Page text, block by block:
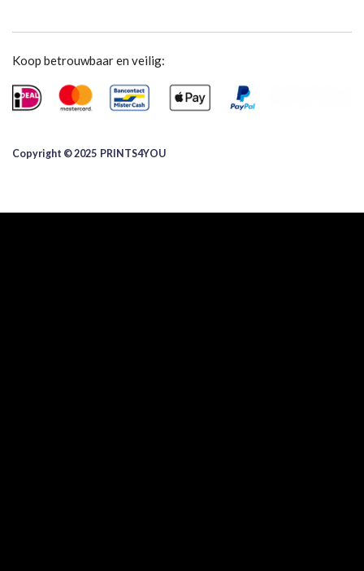
Koop betrouwbaar en veilig:
Copyright © 2025 ​PRINTS4YOU